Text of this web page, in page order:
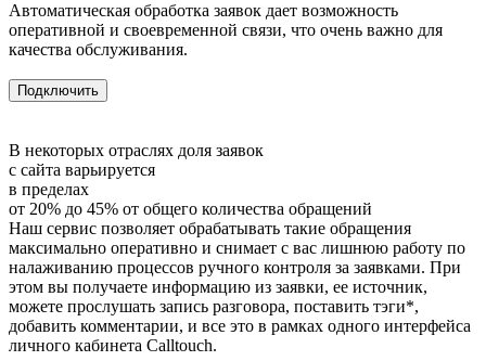
Автоматическая обработка заявок дает возможность
оперативной и своевременной связи, что очень важно для
качества обслуживания.
Подключить
В некоторых отраслях доля заявок
с сайта варьируется
в пределах
от 20% до 45% от общего количества обращений
Наш сервис позволяет обрабатывать такие обращения
максимально оперативно и снимает с вас лишнюю работу по
налаживанию процессов ручного контроля за заявками. При
этом вы получаете информацию из заявки, ее источник,
можете прослушать запись разговора, поставить тэги*,
добавить комментарии, и все это в рамках одного интерфейса
личного кабинета Calltouch.